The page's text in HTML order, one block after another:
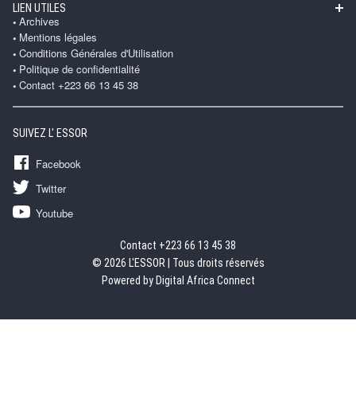
LIEN UTILES
Archives
Mentions légales
Conditions Générales d'Utilisation
Politique de confidentialité
Contact +223 66 13 45 38
SUIVEZ L' ESSOR
Facebook
Twitter
Youtube
Contact +223 66 13 45 38
© 2026 L'ESSOR | Tous droits réservés
Powered by Digital Africa Connect